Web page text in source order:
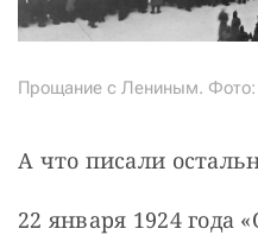
Прощание с Лениным. Фото:
А что писали
22 января 1924 года